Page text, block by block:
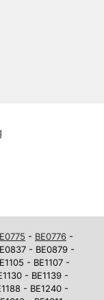
- BE0776 -
- BE0879 -
- BE1107 -
- BE1139 -
- BE1240 -